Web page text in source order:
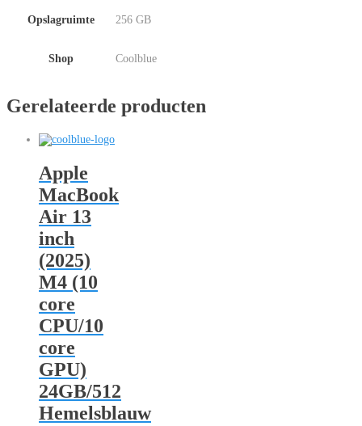
Opslagruimte 256 GB
Shop Coolblue
Gerelateerde producten
Apple
MacBook
Air 13
inch
(2025)
M4 (10
core
CPU/10
core
GPU)
24GB/512
Hemelsblauw